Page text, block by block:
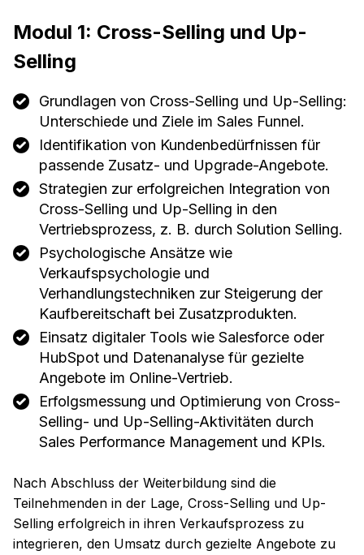
Modul 1: Cross-Selling und Up-
Selling
Grundlagen von Cross-Selling und Up-Selling:
Unterschiede und Ziele im Sales Funnel.
Identifikation von Kundenbedürfnissen für
passende Zusatz- und Upgrade-Angebote.
Strategien zur erfolgreichen Integration von
Cross-Selling und Up-Selling in den
Vertriebsprozess, z. B. durch Solution Selling.
Psychologische Ansätze wie
Verkaufspsychologie und
Verhandlungstechniken zur Steigerung der
Kaufbereitschaft bei Zusatzprodukten.
Einsatz digitaler Tools wie Salesforce oder
HubSpot und Datenanalyse für gezielte
Angebote im Online-Vertrieb.
Erfolgsmessung und Optimierung von Cross-
Selling- und Up-Selling-Aktivitäten durch
Sales Performance Management und KPIs.
Nach Abschluss der Weiterbildung sind die
Teilnehmenden in der Lage, Cross-Selling und Up-
Selling erfolgreich in ihren Verkaufsprozess zu
integrieren, den Umsatz durch gezielte Angebote zu